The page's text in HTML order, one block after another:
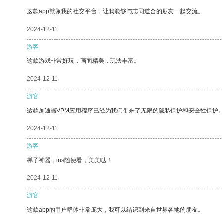
这款app就像我的社交平台，让我能够与志同道合的朋友一起交流。
2024-12-11
游客
这款游戏非常好玩，画面精美，玩法丰富。
2024-12-11
游客
这款加速器VPM应用程序已经为我们带来了无限的隐私保护和安全性保护
2024-12-11
游客
梯子神器，ins随便看，美美哒！
2024-12-11
游客
这款app的用户群体非常庞大，我可以结识到来自世界各地的朋友。